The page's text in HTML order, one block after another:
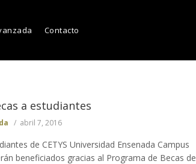
Contacto
a estudiantes
abril 7, 2016
de CETYS Universidad Ensenada Campus
beneficiados gracias al Programa de Becas de